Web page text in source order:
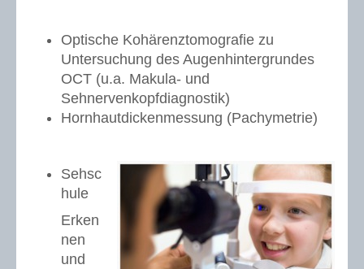
Optische Kohärenztomografie zu
Untersuchung des Augenhintergrundes
OCT (u.a. Makula- und
Sehnervenkopfdiagnostik)
Hornhautdickenmessung (Pachymetrie)
Sehsc
hule
Erken
nen
und